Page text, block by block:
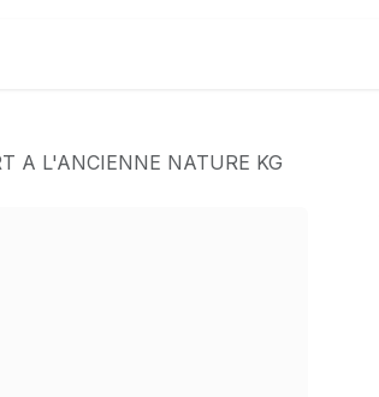
A L'ANCIENNE NATURE KG